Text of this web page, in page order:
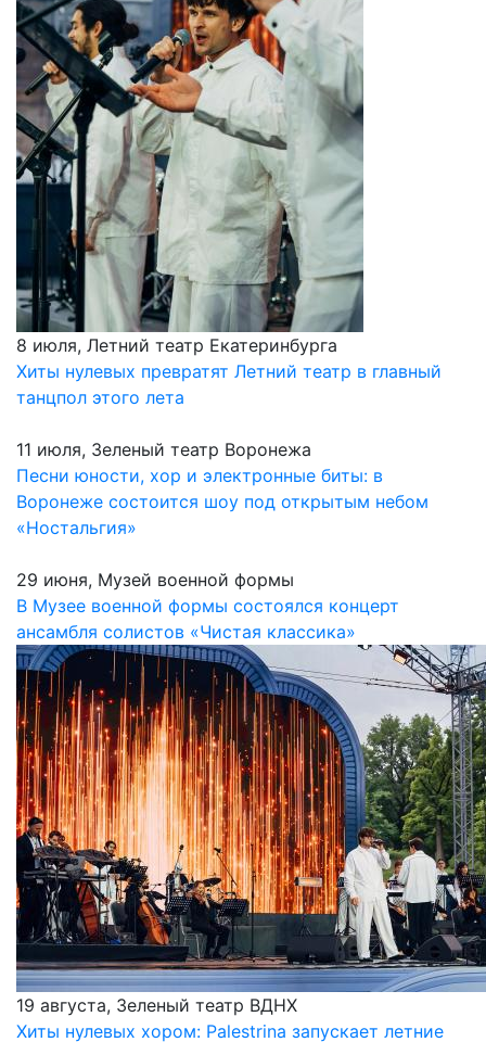
8 июля, Летний театр Екатеринбурга
Хиты нулевых превратят Летний театр в главный
танцпол этого лета
11 июля, Зеленый театр Воронежа
Песни юности, хор и электронные биты: в
Воронеже состоится шоу под открытым небом
«Ностальгия»
29 июня, Музей военной формы
В Музее военной формы состоялся концерт
ансамбля солистов «Чистая классика»
19 августа, Зеленый театр ВДНХ
Хиты нулевых хором: Palestrina запускает летние